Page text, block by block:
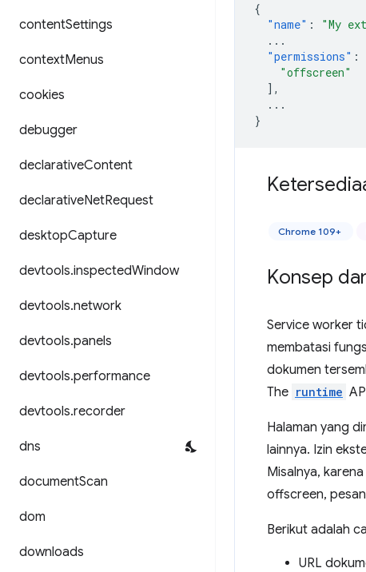
contentSettings
contextMenus
cookies
debugger
declarativeContent
declarativeNetRequest
desktopCapture
devtools.inspectedWindow
devtools.network
devtools.panels
devtools.performance
devtools.recorder
dns
documentScan
dom
downloads
{
"name" : "My
...
"permissions" :
"offscreen"
],
...
}
Chrome 109+
Konsep
Service worker
membatasi
dokumen
The runtime
Halaman yang
lainnya. Izin
Misalnya, karena
offscreen,
Berikut adalah
URL